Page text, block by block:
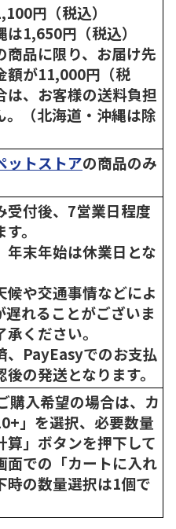
円（税込）
1,650円（税込）
商品に限り、お届け先
額が11,000円（税
は、お客様の送料負担
。（北海道・沖縄は除
ットストアの商品のみ
受付後、7営業日程度
。
末年始は休業日とな
や交通事情などによ
遅れることがございま
ください。
PayEasyでのお支払
の発送となります。
購入希望の場合は、カ
」を選択、必要数量
算」ボタンを押下して
面での「カートに入れ
時の数量選択は1個で